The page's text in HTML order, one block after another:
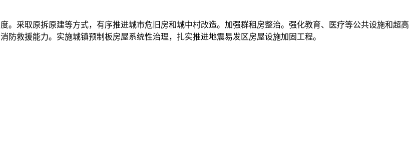
采取原拆原建等方式，有序推进城市危旧房和城中村改造。加强群租房整治。强化教育、医疗等公共设施和超高
救援能力。实施城镇预制板房屋系统性治理，扎实推进地震易发区房屋设施加固工程。